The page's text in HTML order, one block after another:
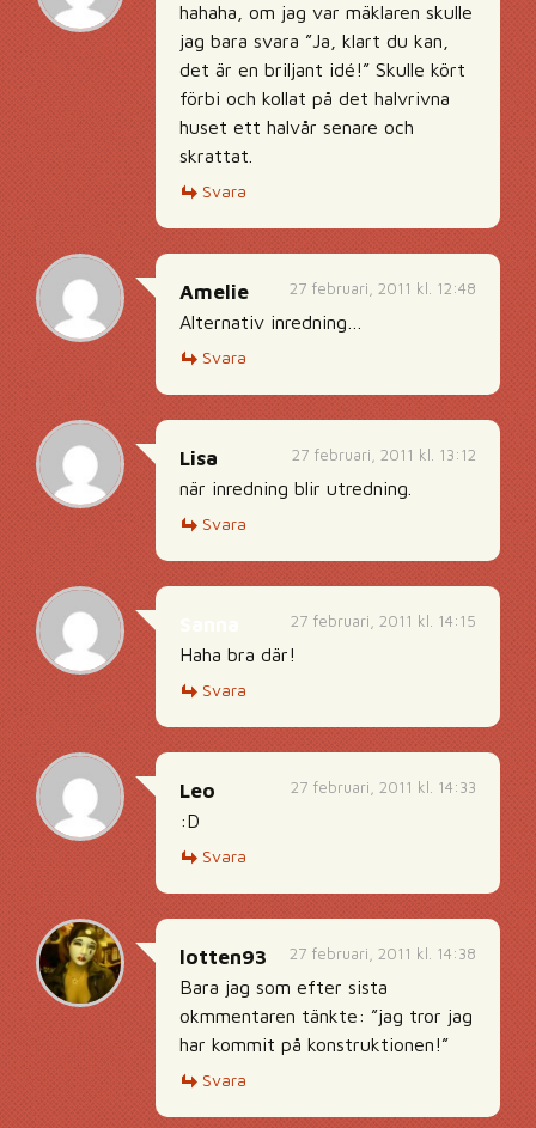
hahaha, om jag var mäklaren skulle
jag bara svara ”Ja, klart du kan,
det är en briljant idé!” Skulle kört
förbi och kollat på det halvrivna
huset ett halvår senare och
skrattat.
Svara
27 februari, 2011 kl. 12:48
Amelie
Alternativ inredning…
Svara
27 februari, 2011 kl. 13:12
Lisa
när inredning blir utredning.
Svara
27 februari, 2011 kl. 14:15
Haha bra där!
Svara
27 februari, 2011 kl. 14:33
Leo
:D
Svara
27 februari, 2011 kl. 14:38
lotten93
Bara jag som efter sista
okmmentaren tänkte: ”jag tror jag
har kommit på konstruktionen!”
Svara